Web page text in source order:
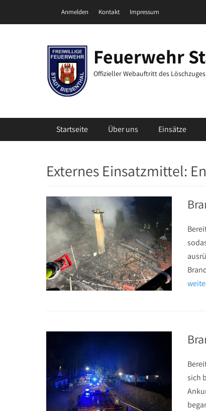
Header Top Menu
Anmelden Kontakt Impressum
Feuerwehr
Offizieller Webauftritt des
Primäres Menü
Startseite Über uns Einsätze
Externes Einsatzmittel:
sich